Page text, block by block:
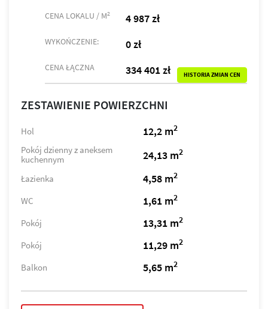
CENA LOKALU / M2 4 987 zł
WYKOŃCZENIE: 0 zł
CENA ŁĄCZNA 334 401 zł HISTORIA ZMIAN CEN
ZESTAWIENIE POWIERZCHNI
Hol 12,2 m2
Pokój dzienny z aneksem
kuchennym
24,13 m2
Łazienka 4,58 m2
WC 1,61 m2
Pokój 13,31 m2
Pokój 11,29 m2
Balkon 5,65 m2